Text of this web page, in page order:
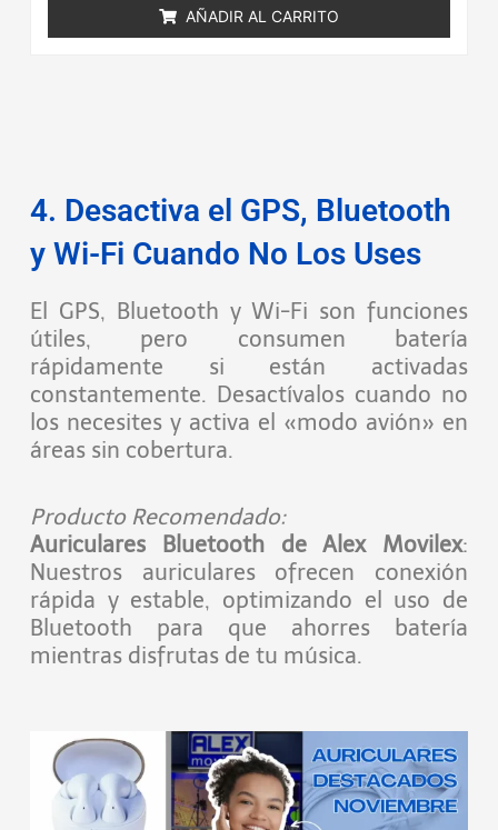
de
5
AÑADIR AL CARRITO
4. Desactiva el GPS, Bluetooth
y Wi-Fi Cuando No Los Uses
El GPS, Bluetooth y Wi-Fi son funciones
útiles, pero consumen batería
rápidamente si están activadas
constantemente. Desactívalos cuando no
los necesites y activa el «modo avión» en
áreas sin cobertura.
Producto Recomendado:
Auriculares Bluetooth de Alex Movilex:
Nuestros auriculares ofrecen conexión
rápida y estable, optimizando el uso de
Bluetooth para que ahorres batería
mientras disfrutas de tu música.